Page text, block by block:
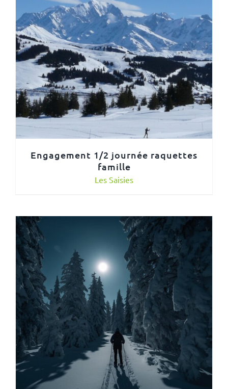
Engagement 1/2 journée raquettes
famille
Les Saisies